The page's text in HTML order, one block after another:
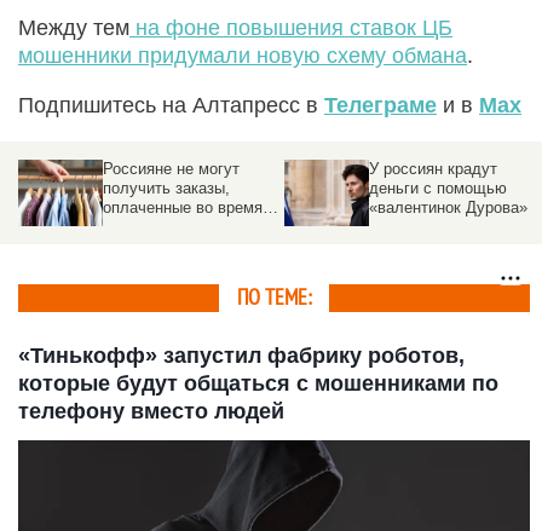
Между тем на фоне повышения ставок ЦБ
мошенники придумали новую схему обмана.
Подпишитесь на Алтапресс в Телеграме и в Max
Россияне не могут
получить заказы,
оплаченные во время
ноябрьской
У россиян крадут
деньги с помощью
«валентинок Дурова»
ПО ТЕМЕ:
«Тинькофф» запустил фабрику роботов,
которые будут общаться с мошенниками по
телефону вместо людей